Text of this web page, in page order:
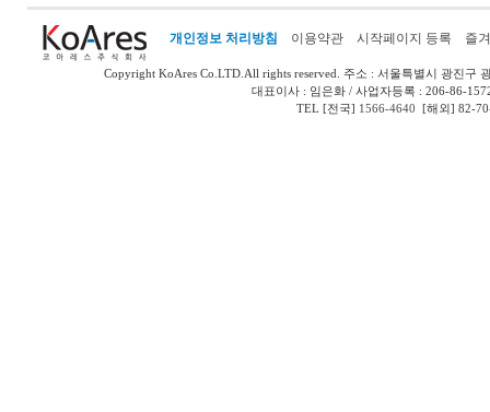
개인정보 처리방침 이용약관 시작페이지 등록 즐
Copyright KoAres Co.LTD.All rights reserved. 주소 : 서울특별시 광진구
대표이사 : 임은화 / 사업자등록 : 206-86-
TEL [전국] 1566-4640 [해외] 82-